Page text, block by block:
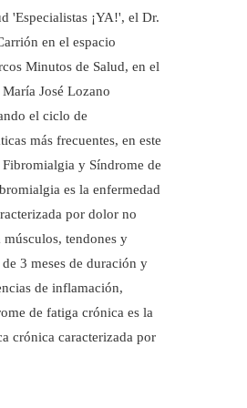
'Especialistas ¡YA!', el Dr.
en el espacio
Minutos de Salud, en el
José Lozano
el ciclo de
más frecuentes, en este
y Síndrome de
es la enfermedad
por dolor no
tendones y
3 meses de duración y
de inflamación,
de fatiga crónica es la
crónica caracterizada por